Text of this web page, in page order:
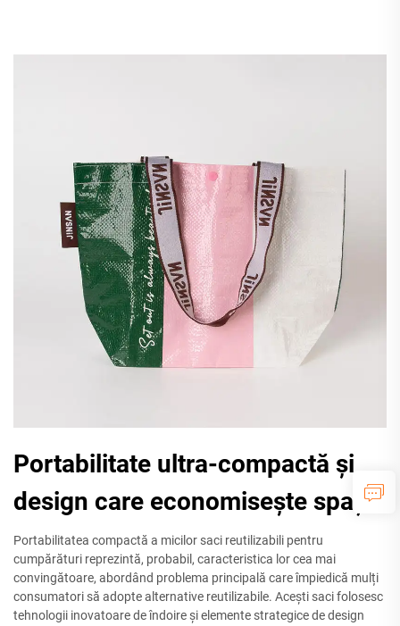
Portabilitate ultra-compactă și
design care economisește spațiu
Portabilitatea compactă a micilor saci reutilizabili pentru
cumpărături reprezintă, probabil, caracteristica lor cea mai
convingătoare, abordând problema principală care împiedică mulți
consumatori să adopte alternative reutilizabile. Acești saci folosesc
tehnologii inovatoare de îndoire și elemente strategice de design